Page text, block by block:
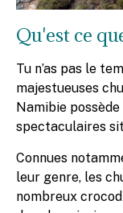
Qu'est ce
Tu n’as pas le
majestueuses
Namibie
spectaculaires
Connues
leur genre, les
nombreux